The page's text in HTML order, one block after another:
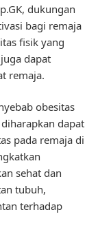
dukungan
bagi remaja
fisik yang
dapat
remaja.
obesitas
dapat
pada remaja di
sehat dan
tubuh,
terhadap